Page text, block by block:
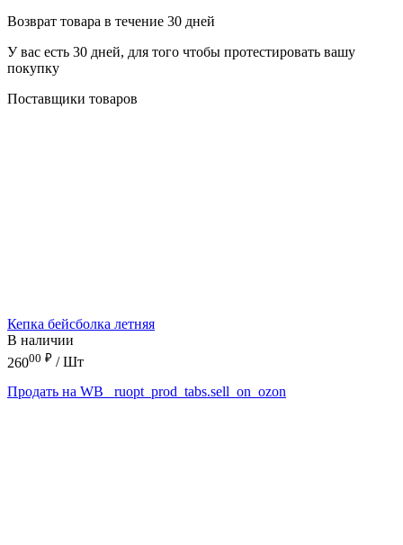
Возврат товара в течение 30 дней
У вас есть 30 дней, для того чтобы протестировать вашу
покупку
Поставщики товаров
Кепка бейсболка летняя
В наличии
26000 ₽ / Шт
Продать на WB
_ruopt_prod_tabs.sell_on_ozon